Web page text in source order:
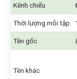
Kênh chiếu
Thời lượng mỗi tập
Tên gốc
Tên khác